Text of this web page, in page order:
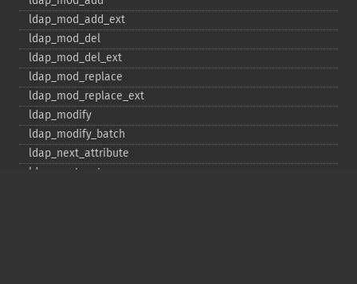
ldap_​mod_​add_​ext
ldap_​mod_​del
ldap_​mod_​del_​ext
ldap_​mod_​replace
ldap_​mod_​replace_​ext
ldap_​modify
ldap_​modify_​batch
ldap_​next_​attribute
ldap_​next_​entry